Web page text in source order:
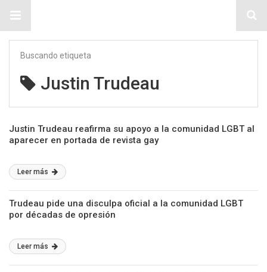
Buscando etiqueta
Justin Trudeau
Justin Trudeau reafirma su apoyo a la comunidad LGBT al
aparecer en portada de revista gay
Leer más
Trudeau pide una disculpa oficial a la comunidad LGBT
por décadas de opresión
Leer más